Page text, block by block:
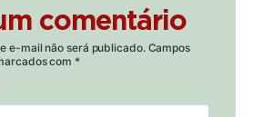
comentário
e-mail não será publicado. Campos
com *